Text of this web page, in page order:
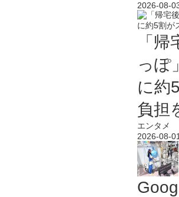
2026-08-
「
っぽ
に約
負担
エンタメ
2026-08-